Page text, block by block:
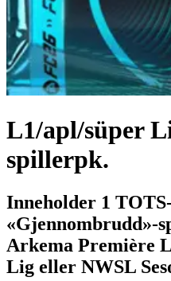
L1/apl/süper
spillerpk.
Inneholder 1
«Gjennombrudd»-
Arkema Première
Lig eller NWSL